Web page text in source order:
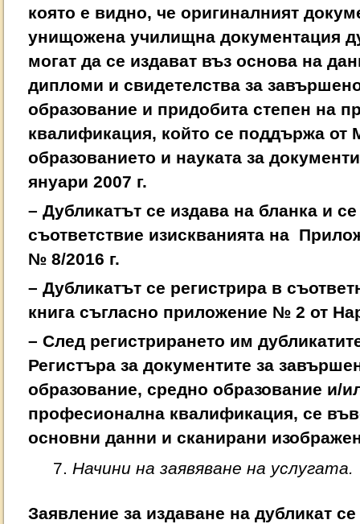
която е видно, че оригиналният
унищожена училищна документация
могат да се издават въз основа на
дипломи и свидетелства за
образование и придобита степен на
квалификация, който се поддържа от
образованието и науката за
януари 2007 г.
– Дубликатът се издава на бланка и
съответствие изискванията на
№ 8/2016 г.
– Дубликатът се регистрира в
книга съгласно приложение № 2 от
– След регистрирането им
Регистъра за документите за
образование, средно образование и/
професионална квалификация, се
основни данни и сканирани
Начини на заявяване на услугата.
Заявление за издаване на дубликат